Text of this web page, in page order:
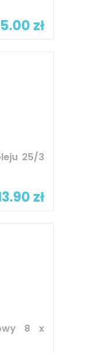
zł
25/3
zł
8 x